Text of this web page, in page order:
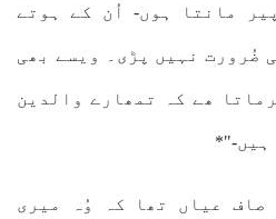
مانتا ہوں- اُن کے ہوتے
ضُرورت نہیں پڑی۔ ویسے بھی
ھے کہ تمھارے والدین
ہیں-"*
صاف عیاں تھا کہ وُہ میری